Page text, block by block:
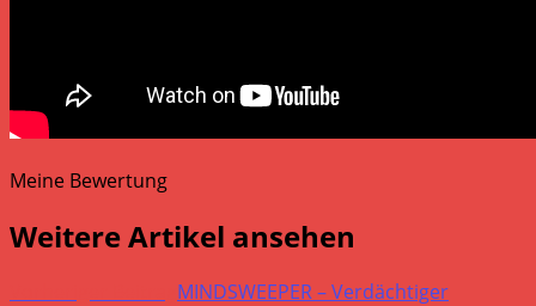
Meine Bewertung
Weitere Artikel ansehen
MINDSWEEPER – Verdächtiger